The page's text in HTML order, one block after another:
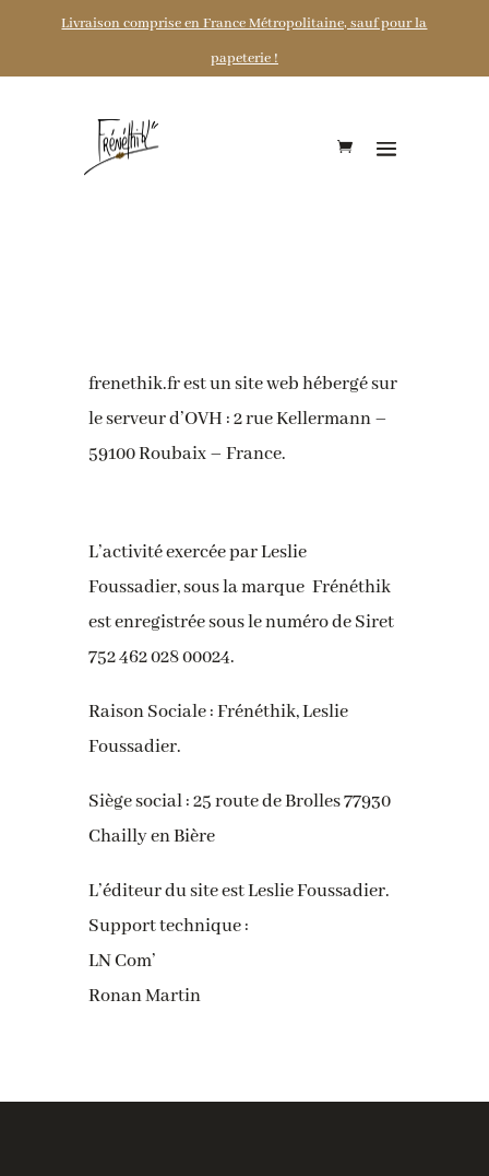
Livraison comprise en France Métropolitaine, sauf pour la
papeterie !
frenethik.fr est un site web hébergé sur
le serveur d’OVH : 2 rue Kellermann –
59100 Roubaix – France.
L’activité exercée par Leslie
Foussadier, sous la marque Frénéthik
est enregistrée sous le numéro de Siret
752 462 028 00024.
Raison Sociale : Frénéthik, Leslie
Foussadier.
Siège social : 25 route de Brolles 77930
Chailly en Bière
L’éditeur du site est Leslie Foussadier.
Support technique :
LN Com’
Ronan Martin